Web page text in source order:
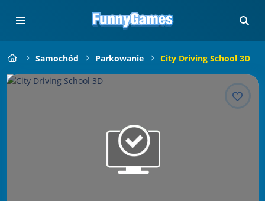
Samochód Parkowanie City Driving School 3D